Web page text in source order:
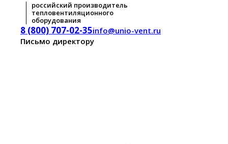
российский производитель
тепловентиляционного
оборудования
8 (800) 707-02-35info@unio-vent.ru
Письмо директору